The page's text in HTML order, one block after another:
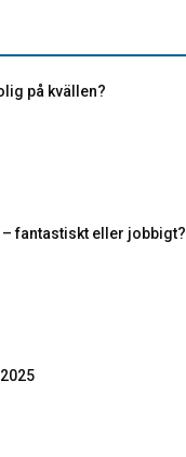
på kvällen?
fantastiskt eller jobbigt?